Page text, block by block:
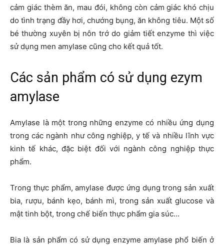
cảm giác thèm ăn, mau đói, không còn cảm giác khó chịu
do tình trạng đầy hơi, chướng bụng, ăn không tiêu. Một số
bé thường xuyên bị nôn trớ do giảm tiết enzyme thì việc
sử dụng men amylase cũng cho kết quả tốt.
Các sản phẩm có sử dụng ezym
amylase
Amylase là một trong những enzyme có nhiều ứng dụng
trong các ngành như công nghiệp, y tế và nhiều lĩnh vực
kinh tế khác, đặc biệt đối với ngành công nghiệp thực
phẩm.
Trong thực phẩm, amylase được ứng dụng trong sản xuất
bia, rượu, bánh kẹo, bánh mì, trong sản xuất glucose và
mật tinh bột, trong chế biến thực phẩm gia súc…
Bia là sản phẩm có sử dụng enzyme amylase phổ biến ở